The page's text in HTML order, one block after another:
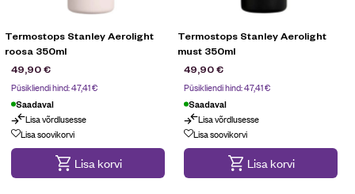
Termostops Stanley Aerolight
roosa 350ml
49,90€
Püsikliendi hind:47,41€
Saadaval
Lisa võrdlusesse
Lisa soovikorvi
Lisa korvi
Termostops Stanley Aerolight
must 350ml
49,90€
Püsikliendi hind:47,41€
Saadaval
Lisa võrdlusesse
Lisa soovikorvi
Lisa korvi